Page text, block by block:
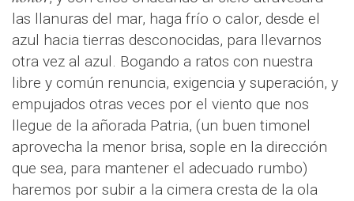
las llanuras del mar, haga frío o calor, desde el
azul hacia tierras desconocidas, para llevarnos
otra vez al azul. Bogando a ratos con nuestra
libre y común renuncia, exigencia y superación, y
empujados otras veces por el viento que nos
llegue de la añorada Patria, (un buen timonel
aprovecha la menor brisa, sople en la dirección
que sea, para mantener el adecuado rumbo)
haremos por subir a la cimera cresta de la ola